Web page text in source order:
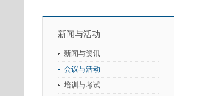
新闻与活动
新闻与资讯
会议与活动
培训与考试